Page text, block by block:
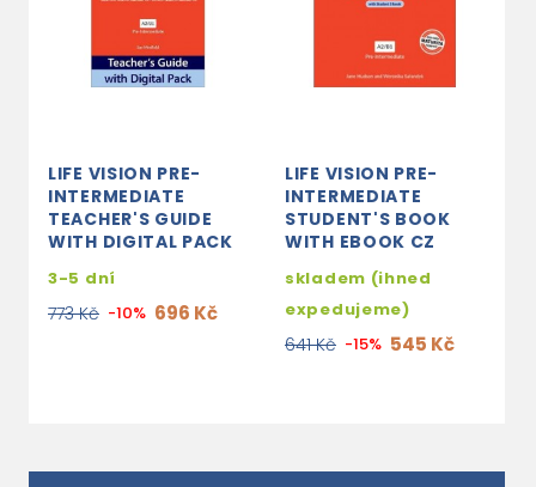
LIFE VISION PRE-
INTERMEDIATE
TEACHER'S GUIDE
WITH DIGITAL PACK
3-5 dní
773 Kč -10% 696 Kč
LIFE VISION PRE-
INTERMEDIATE
STUDENT'S BOOK
WITH EBOOK CZ
skladem (ihned
expedujeme)
641 Kč -15% 545 Kč